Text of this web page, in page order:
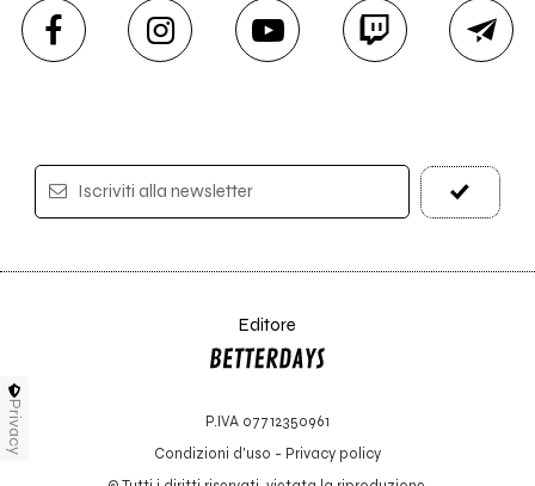
Iscriviti alla newsletter
Editore
P.IVA 07712350961
Condizioni d'uso - Privacy policy
Privacy